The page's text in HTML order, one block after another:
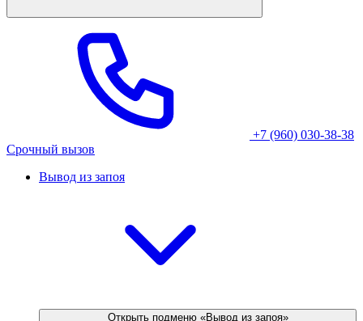
+7 (960) 030-38-38
Срочный вызов
Вывод из запоя
Открыть подменю «Вывод из запоя»